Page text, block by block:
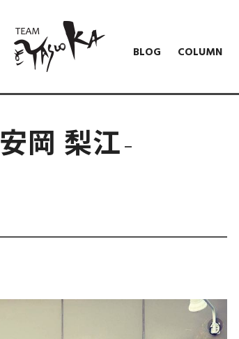
BLOG COLUMN
安岡 梨江